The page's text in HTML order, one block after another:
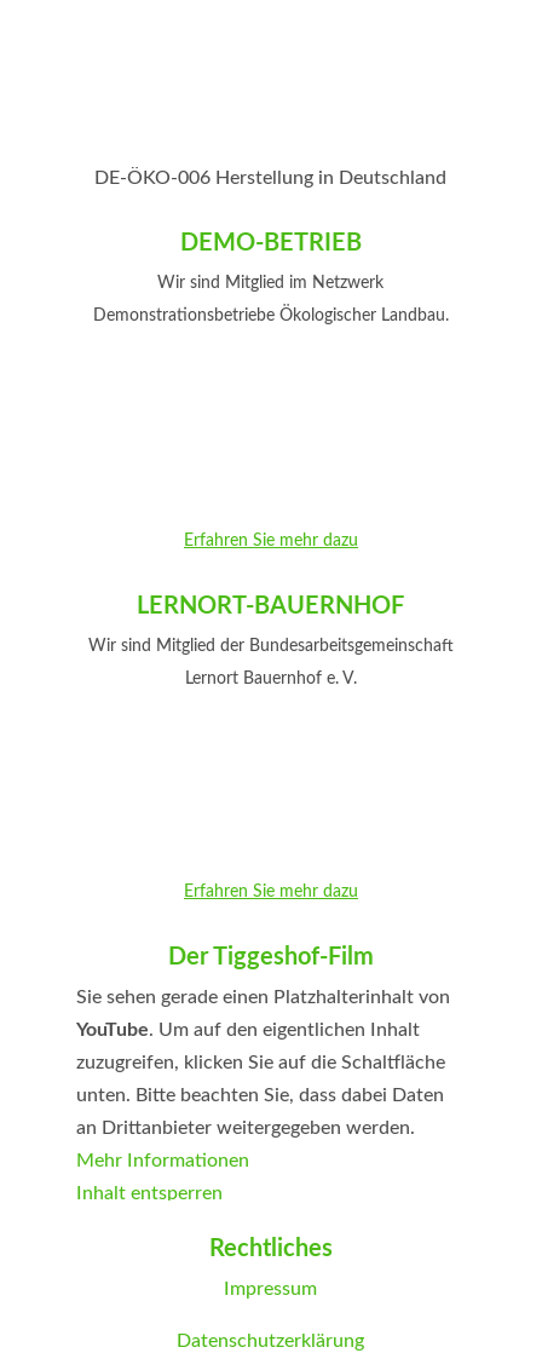
DE-ÖKO-006 Herstellung in Deutschland
DEMO-BETRIEB
Wir sind Mitglied im Netzwerk
Demonstrationsbetriebe Ökologischer Landbau.
Erfahren Sie mehr dazu
LERNORT-BAUERNHOF
Wir sind Mitglied der Bundesarbeitsgemeinschaft
Lernort Bauernhof e. V.
Erfahren Sie mehr dazu
Der Tiggeshof-Film
Sie sehen gerade einen Platzhalterinhalt von
YouTube. Um auf den eigentlichen Inhalt
zuzugreifen, klicken Sie auf die Schaltfläche
unten. Bitte beachten Sie, dass dabei Daten
an Drittanbieter weitergegeben werden.
Mehr Informationen
Inhalt entsperren
Inhalte entsperrenRechtliches
Impressum
Datenschutzerklärung